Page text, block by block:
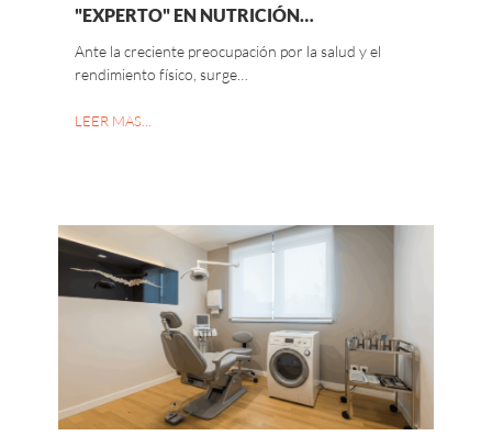
"EXPERTO" EN NUTRICIÓN…
Ante la creciente preocupación por la salud y el
rendimiento físico, surge…
LEER MAS…